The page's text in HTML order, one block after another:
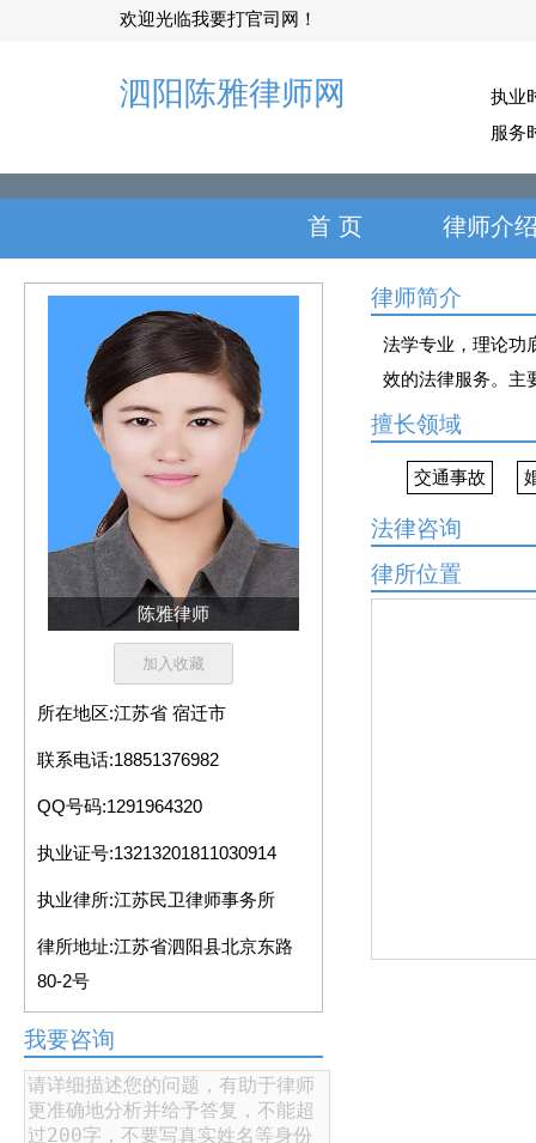
欢迎光临我要打官司网！
泗阳陈雅律师网
执业
服务
首 页 律师介
陈雅律师
所在地区:江苏省 宿迁市
联系电话:18851376982
QQ号码:1291964320
执业证号:13213201811030914
执业律所:江苏民卫律师事务所
律所地址:江苏省泗阳县北京东路
80-2号
我要咨询
律师简介
法学专业，理论功
效的法律服务。主
擅长领域
交通事故
法律咨询
律所位置